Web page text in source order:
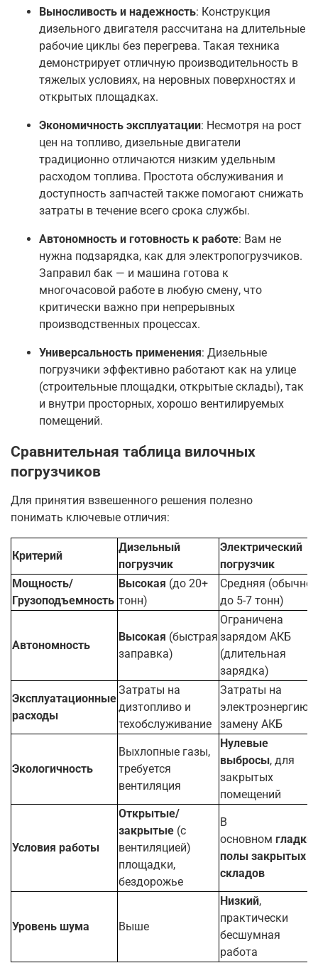
Выносливость и надежность: Конструкция
дизельного двигателя рассчитана на длительные
рабочие циклы без перегрева. Такая техника
демонстрирует отличную производительность в
тяжелых условиях, на неровных поверхностях и
открытых площадках.
Экономичность эксплуатации: Несмотря на рост
цен на топливо, дизельные двигатели
традиционно отличаются низким удельным
расходом топлива. Простота обслуживания и
доступность запчастей также помогают снижать
затраты в течение всего срока службы.
Автономность и готовность к работе: Вам не
нужна подзарядка, как для электропогрузчиков.
Заправил бак — и машина готова к
многочасовой работе в любую смену, что
критически важно при непрерывных
производственных процессах.
Универсальность применения: Дизельные
погрузчики эффективно работают как на улице
(строительные площадки, открытые склады), так
и внутри просторных, хорошо вентилируемых
помещений.
Сравнительная таблица вилочных
погрузчиков
Для принятия взвешенного решения полезно
понимать ключевые отличия:
Критерий
Дизельный
погрузчик
Электрический
погрузчик
Мощность/
Грузоподъемность
Высокая (до 20+
тонн)
Средняя (обычно
до 5-7 тонн)
Автономность
Высокая (быстрая
заправка)
Ограничена
зарядом АКБ
(длительная
зарядка)
Эксплуатационные
расходы
Затраты на
дизтопливо и
техобслуживание
Затраты на
электроэнергию и
замену АКБ
Экологичность
Выхлопные газы,
требуется
вентиляция
Нулевые
выбросы, для
закрытых
помещений
Условия работы
Открытые/
закрытые (с
вентиляцией)
площадки,
бездорожье
В
основном
полы закрытых
складов
Уровень шума Выше
Низкий,
практически
бесшумная
работа